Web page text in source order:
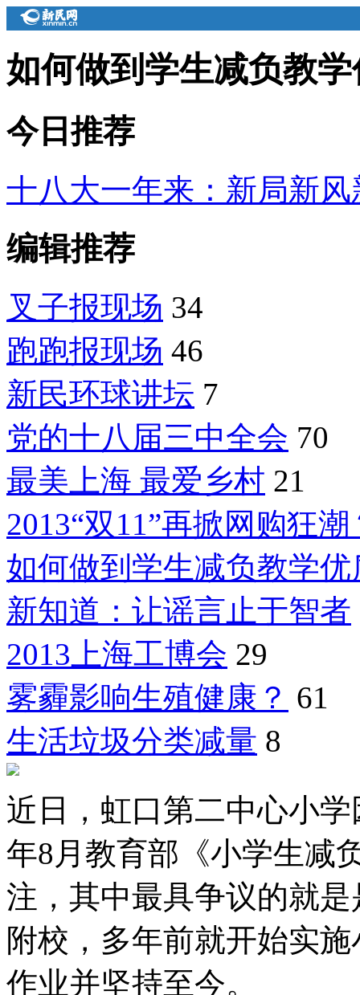
如何做到学生减负教学
今日推荐
十八大一年来：新局新
编辑推荐
叉子报现场 34
跑跑报现场 46
新民环球讲坛 7
党的十八届三中全会 70
最美上海 最爱乡村 21
2013“双11”再掀网购狂潮
如何做到学生减负教学优
新知道：让谣言止于智者
2013上海工博会 29
雾霾影响生殖健康？ 61
生活垃圾分类减量 8
近日，虹口第二中心小
年8月教育部《小学生减
注，其中最具争议的就
附校，多年前就开始实
作业并坚持至今。